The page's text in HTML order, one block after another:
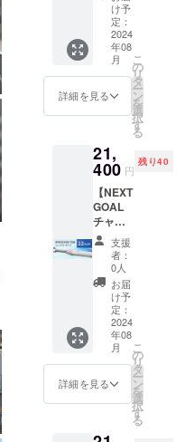
φ10ｍ
ｍアル
ミパイ
プ製／
実行直
径：約
84ｃｍ
ｍ、
47cm(F
RP製)8
本／畳
んだ長
さ 約62
ｃｍ ハ
ンドル
ABS樹
脂
バイヤ
ス部：
ポリエ
ステル
100％
ラー：
白×ピン
追加い
たしま
た！】
熱を宇
宙に逃
がす日
「SPAC
日傘
（コン
パクト
タイ
プ）」
シル
バーを1
本お送
りしま
す。
［一般
販売予
定価格
27,500
円の
22%OF
F］ 生
円（税
込、送
料込）
「SPAC
ECOOL
日傘
（コン
パクト
タイ
白×ブ
ルー
【ネク
スト
ゴール
1000万
円目標
達成に
向けて
新たに
追加い
たしま
た！】
熱を宇
宙に逃
がす日
「SPAC
け予
定：
2024
年08
月
詳細を見る
こ
の
リ
タ
ー
ン
を
選
択
す
る
21,
400 円
残り40
【NEXT
GOAL
チャレ
ンジ割
22%OF
21,400
円（税
込、送
料込）
「SPAC
ECOOL
日傘
（コン
パクト
タイ
白×ピン
支援
者：
0人
お届
け予
定：
2024
年08
月
詳細を見る
こ
の
リ
タ
ー
ン
を
選
択
す
る